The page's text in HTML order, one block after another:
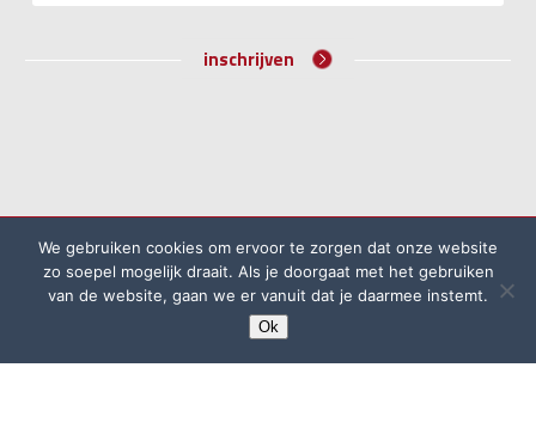
inschrijven
Algemene voorwaarden
Klachtenprocedure
Privacyreglement
website doorRock the Web
We gebruiken cookies om ervoor te zorgen dat onze website
zo soepel mogelijk draait. Als je doorgaat met het gebruiken
van de website, gaan we er vanuit dat je daarmee instemt.
Ok